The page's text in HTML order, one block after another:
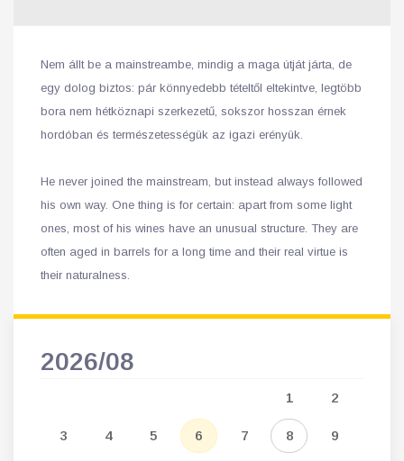
Nem állt be a mainstreambe, mindig a maga útját járta, de
egy dolog biztos: pár könnyedebb tételtől eltekintve, legtöbb
bora nem hétköznapi szerkezetű, sokszor hosszan érnek
hordóban és természetességük az igazi erényük.
He never joined the mainstream, but instead always followed
his own way. One thing is for certain: apart from some light
ones, most of his wines have an unusual structure. They are
often aged in barrels for a long time and their real virtue is
their naturalness.
2026/08
1 2
3 4 5 6 7 8 9